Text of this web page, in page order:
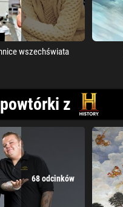
wszechświata
z
68 odcinków